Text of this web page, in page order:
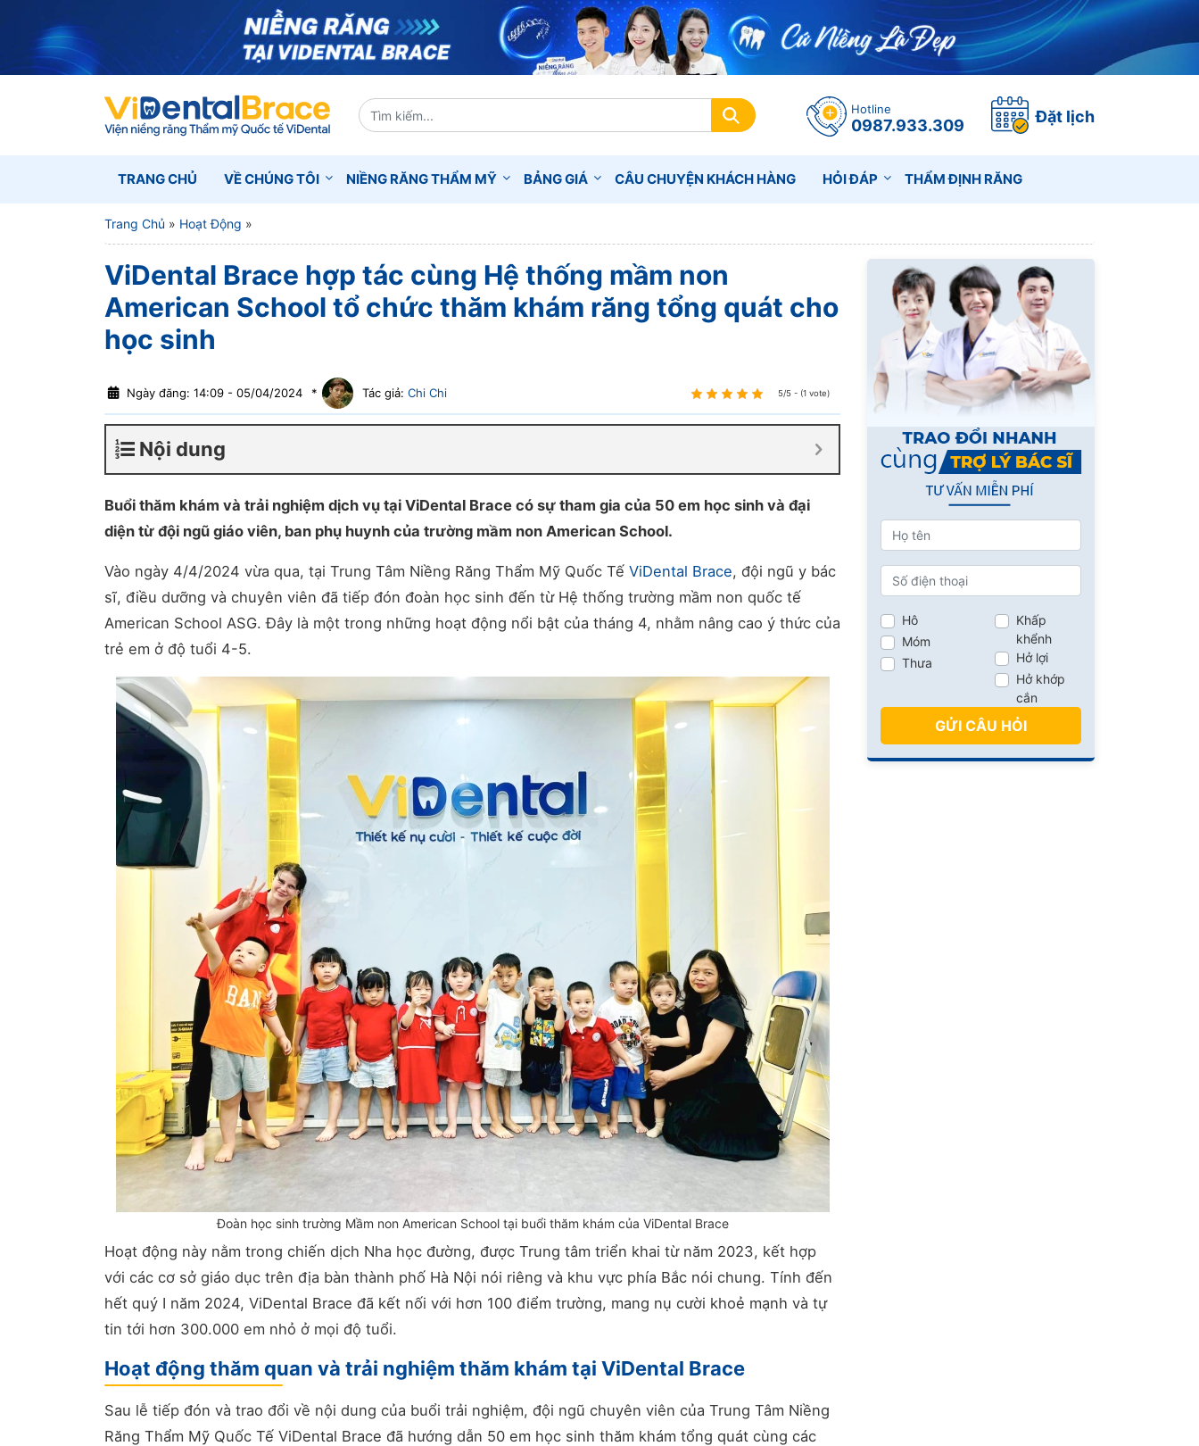
Hotline
0987.933.309 Đặt lịch
TRANG CHỦ VỀ CHÚNG TÔI NIỀNG RĂNG THẨM MỸ BẢNG GIÁ CÂU CHUYỆN KHÁCH HÀNG HỎI ĐÁP THẨM ĐỊNH RĂNG
Trang Chủ » Hoạt Động »
ViDental Brace hợp tác cùng Hệ thống mầm non
American School tổ chức thăm khám răng tổng quát cho
học sinh
Ngày đăng: 14:09 - 05/04/2024 * Tác giả: Chi Chi 5/5 - (1 vote)
Nội dung
Buổi thăm khám và trải nghiệm dịch vụ tại ViDental Brace có sự tham gia của 50 em học sinh và đại
diện từ đội ngũ giáo viên, ban phụ huynh của trường mầm non American School.
Vào ngày 4/4/2024 vừa qua, tại Trung Tâm Niềng Răng Thẩm Mỹ Quốc Tế ViDental Brace, đội ngũ y bác
sĩ, điều dưỡng và chuyên viên đã tiếp đón đoàn học sinh đến từ Hệ thống trường mầm non quốc tế
American School ASG. Đây là một trong những hoạt động nổi bật của tháng 4, nhằm nâng cao ý thức của
trẻ em ở độ tuổi 4-5.
Đoàn học sinh trường Mầm non American School tại buổi thăm khám của ViDental Brace
Hoạt động này nằm trong chiến dịch Nha học đường, được Trung tâm triển khai từ năm 2023, kết hợp
với các cơ sở giáo dục trên địa bàn thành phố Hà Nội nói riêng và khu vực phía Bắc nói chung. Tính đến
hết quý I năm 2024, ViDental Brace đã kết nối với hơn 100 điểm trường, mang nụ cười khoẻ mạnh và tự
tin tới hơn 300.000 em nhỏ ở mọi độ tuổi.
Hoạt động thăm quan và trải nghiệm thăm khám tại ViDental Brace
Sau lễ tiếp đón và trao đổi về nội dung của buổi trải nghiệm, đội ngũ chuyên viên của Trung Tâm Niềng
Răng Thẩm Mỹ Quốc Tế ViDental Brace đã hướng dẫn 50 em học sinh thăm khám tổng quát cùng các
Hô
Móm
Thưa
Khấp
khểnh
Hở lợi
Hở khớp
cắn
GỬI CÂU HỎI